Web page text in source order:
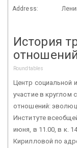
Address:
История
Roundtables
Центр социальной
участие в круглом
отношений:
Институте
июня, в 11.00, в к.
Кирилловой по